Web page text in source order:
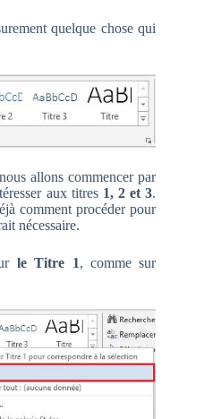
quelque chose qui
allons commencer par
aux titres 1, 2 et 3.
comment procéder pour
nécessaire.
le Titre 1, comme sur